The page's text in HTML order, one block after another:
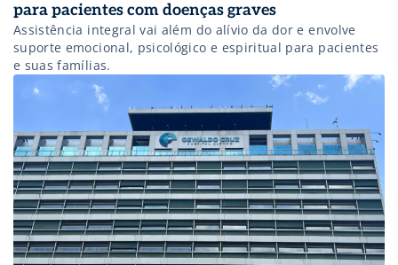
para pacientes com doenças graves
Assistência integral vai além do alívio da dor e envolve
suporte emocional, psicológico e espiritual para pacientes
e suas famílias.